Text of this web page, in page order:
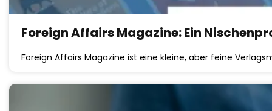
Foreign Affairs Magazine: Ein
Foreign Affairs Magazine ist eine kleine, aber feine